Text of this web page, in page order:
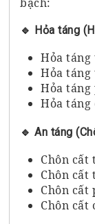
🔹 Hỏa táng
Hỏa
Hỏa
Hỏa
Hỏa táng
🔹 An táng
Chôn
Chôn
Chôn cất
Chôn cất